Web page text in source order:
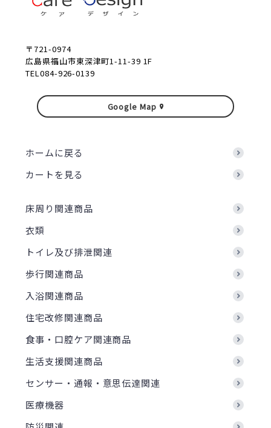
〒721-0974
広島県福山市東深津町1-11-39 1F
TEL084-926-0139
Google Map
ホームに戻る
カートを見る
床周り関連商品
衣類
トイレ及び排泄関連
歩行関連商品
入浴関連商品
住宅改修関連商品
食事・口腔ケア関連商品
生活支援関連商品
センサー・通報・意思伝達関連
医療機器